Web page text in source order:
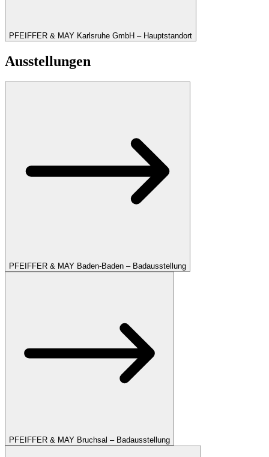
PFEIFFER & MAY Karlsruhe GmbH – Hauptstandort
Ausstellungen
PFEIFFER & MAY Baden-Baden – Badausstellung
PFEIFFER & MAY Bruchsal – Badausstellung